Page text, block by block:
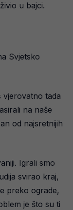
u bajci.
Svjetsko
vjerovatno tada
na naše
od najsretnijih
Igrali smo
svirao kraj,
preko ograde,
je što su ti